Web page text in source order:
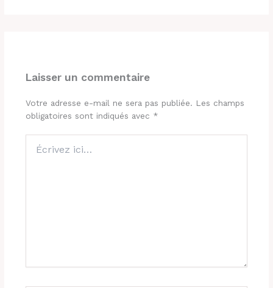
Laisser un commentaire
Votre adresse e-mail ne sera pas publiée. Les champs
obligatoires sont indiqués avec *
ici…